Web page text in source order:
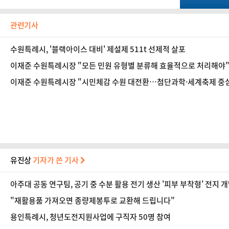
관련기사
수원특례시, '블랙아이스 대비' 제설제 511t 선제적 살포
이재준 수원특례시장 "모든 민원 유형별 분류해 효율적으로 처리해야"
이재준 수원특례시장 "시민체감 수원 대전환…첨단과학·세계축제 중
유진상기자가 쓴 기사
아주대 공동 연구팀, 공기 중 수분 활용 전기 생산 '피부 부착형' 전지
"재활용품 가져오면 종량제봉투로 교환해 드립니다"
용인특례시, 청년도전지원사업에 구직자 50명 참여